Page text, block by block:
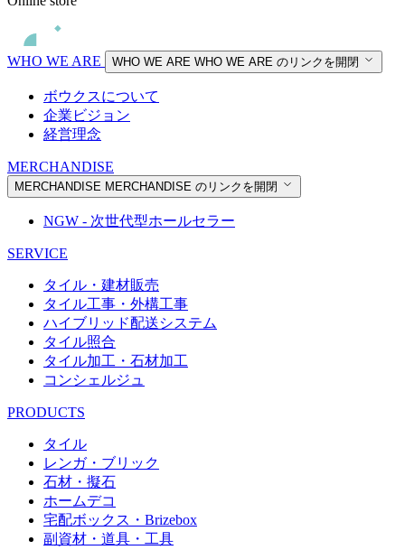
WHO WE ARE WHO WE ARE WHO WE ARE のリンクを開閉
ボウクスについて
企業ビジョン
経営理念
MERCHANDISE
MERCHANDISE MERCHANDISE のリンクを開閉
NGW - 次世代型ホールセラー
SERVICE
タイル・建材販売
タイル工事・外構工事
ハイブリッド配送システム
タイル照合
タイル加工・石材加工
コンシェルジュ
PRODUCTS
タイル
レンガ・ブリック
石材・擬石
ホームデコ
宅配ボックス・Brizebox
副資材・道具・工具